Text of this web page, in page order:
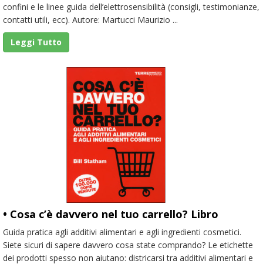
confini e le linee guida dell’elettrosensibilità (consigli, testimonianze,
contatti utili, ecc). Autore: Martucci Maurizio ...
Leggi Tutto
• Cosa c’è davvero nel tuo carrello? Libro
Guida pratica agli additivi alimentari e agli ingredienti cosmetici.
Siete sicuri di sapere davvero cosa state comprando? Le etichette
dei prodotti spesso non aiutano: districarsi tra additivi alimentari e